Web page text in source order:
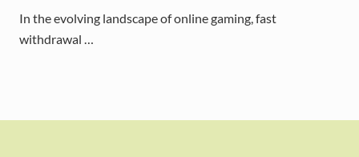
In the evolving landscape of online gaming, fast
withdrawal …